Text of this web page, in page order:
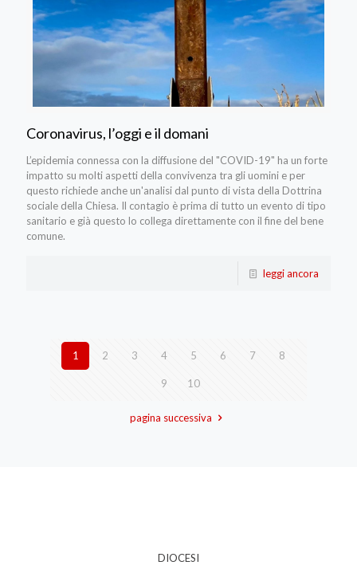
Coronavirus, l’oggi e il domani
L’epidemia connessa con la diffusione del "COVID-19" ha un forte
impatto su molti aspetti della convivenza tra gli uomini e per
questo richiede anche un'analisi dal punto di vista della Dottrina
sociale della Chiesa. Il contagio è prima di tutto un evento di tipo
sanitario e già questo lo collega direttamente con il fine del bene
comune.
leggi ancora
1 2 3 4 5 6 7 8
9 10
pagina successiva
DIOCESI